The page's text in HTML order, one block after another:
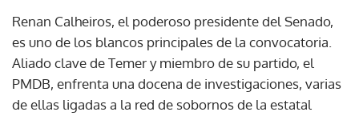
Renan Calheiros, el poderoso presidente del Senado,
es uno de los blancos principales de la convocatoria.
Aliado clave de Temer y miembro de su partido, el
PMDB, enfrenta una docena de investigaciones, varias
de ellas ligadas a la red de sobornos de la estatal